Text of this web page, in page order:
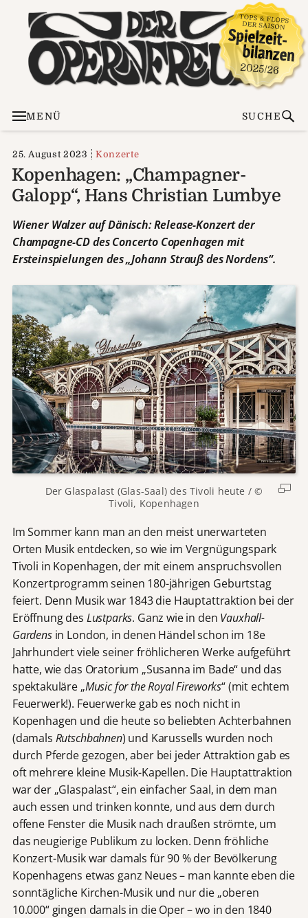
MENÜ SUCHE
25. August 2023 Konzerte
Kopenhagen: „Champagner-
Galopp“, Hans Christian Lumbye
Wiener Walzer auf Dänisch: Release-Konzert der
Champagne-CD des Concerto Copenhagen mit
Ersteinspielungen des „Johann Strauß des Nordens“.
Der Glaspalast (Glas-Saal) des Tivoli heute / ©
Tivoli, Kopenhagen
Im Sommer kann man an den meist unerwarteten
Orten Musik entdecken, so wie im Vergnügungspark
Tivoli in Kopenhagen, der mit einem anspruchsvollen
Konzertprogramm seinen 180-jährigen Geburtstag
feiert. Denn Musik war 1843 die Hauptattraktion bei der
Eröffnung des Lustparks. Ganz wie in den Vauxhall-
Gardensin London, in denen Händel schon im 18e
Jahrhundert viele seiner fröhlicheren Werke aufgeführt
hatte, wie das Oratorium „Susanna im Bade“ und das
spektakuläre „Music for the Royal Fireworks“ (mit echtem
Feuerwerk!). Feuerwerke gab es noch nicht in
Kopenhagen und die heute so beliebten Achterbahnen
(damals Rutschbahnen) und Karussells wurden noch
durch Pferde gezogen, aber bei jeder Attraktion gab es
oft mehrere kleine Musik-Kapellen. Die Hauptattraktion
war der „Glaspalast“, ein einfacher Saal, in dem man
auch essen und trinken konnte, und aus dem durch
offene Fenster die Musik nach draußen strömte, um
das neugierige Publikum zu locken. Denn fröhliche
Konzert-Musik war damals für 90 % der Bevölkerung
Kopenhagens etwas ganz Neues – man kannte eben die
sonntägliche Kirchen-Musik und nur die „oberen
10.000“ gingen damals in die Oper – wo in den 1840